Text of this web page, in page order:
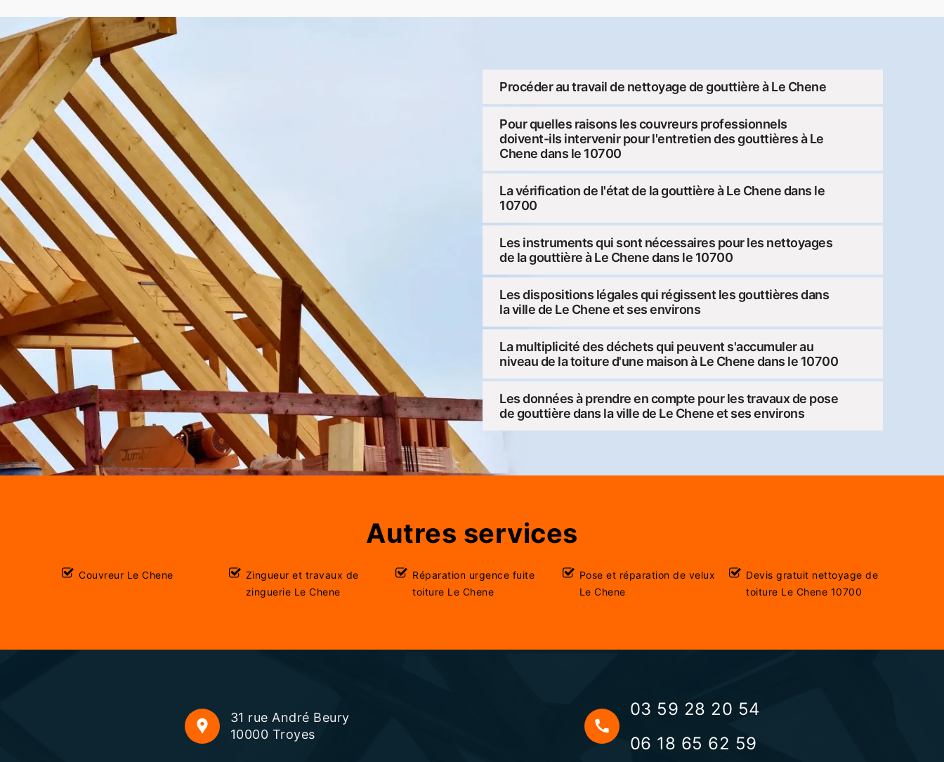
Procéder au travail de nettoyage de gouttière à Le Chene
Pour quelles raisons les couvreurs professionnels
doivent-ils intervenir pour l'entretien des gouttières à Le
Chene dans le 10700
La vérification de l'état de la gouttière à Le Chene dans le
10700
Les instruments qui sont nécessaires pour les nettoyages
de la gouttière à Le Chene dans le 10700
Les dispositions légales qui régissent les gouttières dans
la ville de Le Chene et ses environs
La multiplicité des déchets qui peuvent s'accumuler au
niveau de la toiture d'une maison à Le Chene dans le 10700
Les données à prendre en compte pour les travaux de pose
de gouttière dans la ville de Le Chene et ses environs
Autres services
Couvreur Le Chene
Zingueur et travaux de
zinguerie Le Chene
Réparation urgence fuite
toiture Le Chene
Pose et réparation de velux
Le Chene
Devis gratuit nettoyage de
toiture Le Chene 10700
31 rue André Beury
10000 Troyes
03 59 28 20 54
06 18 65 62 59